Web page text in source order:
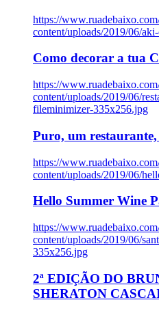
https://
content/uploads/2019/06/
Como decorar a tua
https://
content/uploads/2019/06/
fileminimizer-335x256.jpg
Puro, um
https://
content/uploads/2019/06/
Hello Summer Wine
https://
content/uploads/2019/06/
335x256.jpg
2ª EDIÇÃO DO
SHERATON